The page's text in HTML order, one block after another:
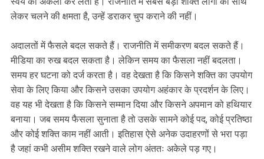
लेकर चलने की क्षमता है, उन्हें डराकर चुप कराने की नहीं।
अदालतों में फैसले बदल सकते हैं। राजनीति में समीकरण बदल सकते हैं।
मीडिया का रुख बदल सकता है। लेकिन समय का फैसला नहीं बदलता।
समय हर घटना को दर्ज करता है। वह देखता है कि किसने शक्ति का उपयोग
सेवा के लिए किया और किसने उसका उपयोग अहंकार के प्रदर्शन के लिए।
वह यह भी देखता है कि किसने सम्मान दिया और किसने अपमान को हथियार
बनाया। जब समय फैसला सुनाता है तो उसके सामने कोई पद, कोई प्रतिष्ठा
और कोई शक्ति काम नहीं आती। इतिहास ऐसे अनेक उदाहरणों से भरा पड़ा
है जहां कभी असीम शक्ति रखने वाले लोग अंततः अकेले पड़ गए।